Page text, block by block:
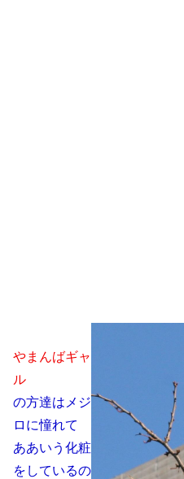
やまんばギャ
ル
の方達はメジ
ロに憧れて
ああいう化粧
をしているの